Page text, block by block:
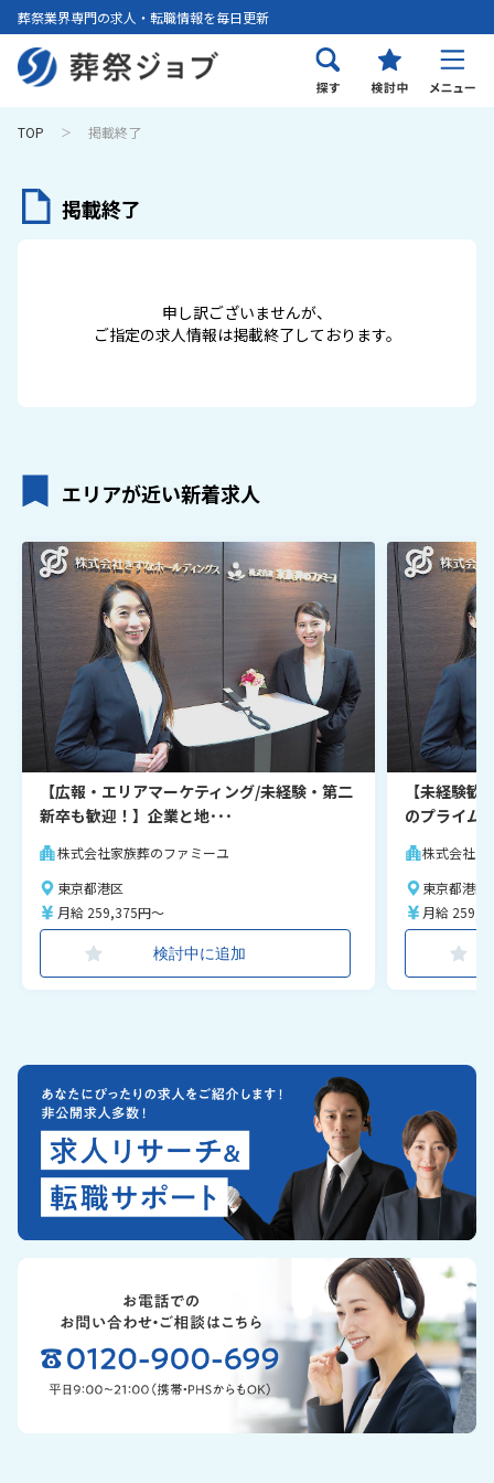
葬祭業界専門の求人・転職情報を毎日更新
TOP 掲載終了
掲載終了
申し訳ございませんが、
ご指定の求人情報は掲載終了しております。
エリアが近い新着求人
【広報・エリアマーケティング/未経験・第二
新卒も歓迎！】企業と地･･･
株式会社家族葬のファミーユ
東京都港区
月給 259,375円～
検討中に追加
【未経験
のプライム
株式会社家
東京都港区
月給